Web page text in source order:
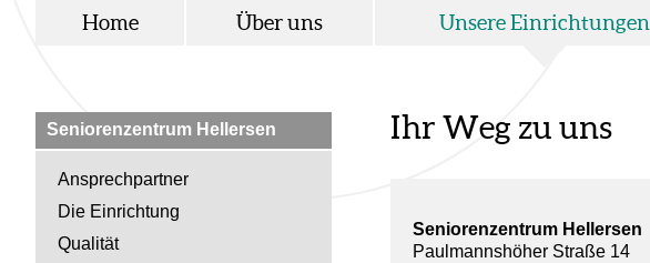
Home Über uns Unsere Einrichtungen
Seniorenzentrum Hellersen
Ansprechpartner
Die Einrichtung
Qualität
Ihr Weg zu uns
Seniorenzentrum Hellersen
Paulmannshöher Straße 14